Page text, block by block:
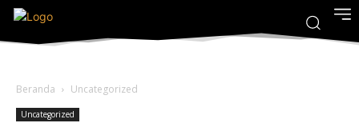
Beranda Uncategorized
Uncategorized